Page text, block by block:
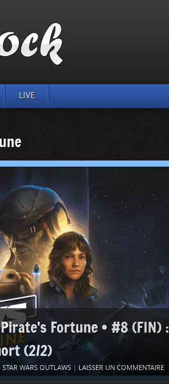
LIVE
Pirate’s Fortune • #8 (FIN) :
(2/2)
STAR WARS OUTLAWS | LAISSER UN COMMENTAIRE